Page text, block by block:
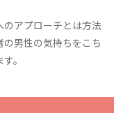
アプローチとは方法
男性の気持ちをこち
。